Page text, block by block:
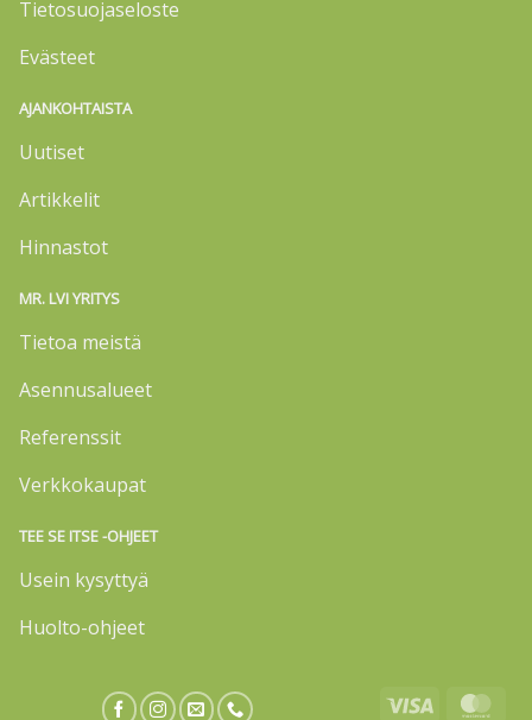
Tietosuojaseloste
Evästeet
AJANKOHTAISTA
Uutiset
Artikkelit
Hinnastot
MR. LVI YRITYS
Tietoa meistä
Asennusalueet
Referenssit
Verkkokaupat
TEE SE ITSE -OHJEET
Usein kysyttyä
Huolto-ohjeet
Visa